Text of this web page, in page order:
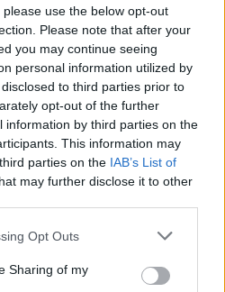
use the below opt-out
Please note that after your
you may continue seeing
personal information utilized by
to third parties prior to
opt-out of the further
information by third parties on the
This information may
parties on the IAB’s List of
may further disclose it to other
app uses one or more Google
behaviour. You may click to
and its third-party tags to
Opt Outs
Sharing of my
αλλά και ισχυρά μελτέμια
του Τζόκερ
πρωτότυπα και
σπίτι», η τρομερή ιστορία
Βρετανία που καταστράφηκε
του ΑΠΘ: «Χυδαίο